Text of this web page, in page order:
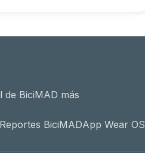
de BiciMAD más
Reportes BiciMADApp Wear OS